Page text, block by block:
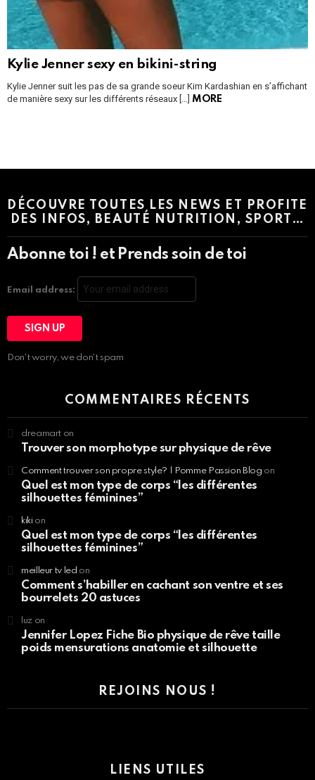
Kylie Jenner sexy en bikini-string
Kylie Jenner suit les pas de sa grande soeur Kim Kardashian en s’affichant
de manière sexy sur les différents réseaux […]
MORE
DÉCOUVRE TOUTES LES NEWS ET PROFITE
DES INFOS, BEAUTÉ NUTRITION, SPORT…
Abonne toi ! et Prends soin de toi
Email address:
Don't worry, we don't spam
COMMENTAIRES RÉCENTS
dreamart on
Trouver son morphotype sur physique de rêve
Comment trouver son propre style? | Pomme Passion Blog on
Quel est mon type de corps “les différentes
silhouettes féminines”
kikion
Quel est mon type de corps “les différentes
silhouettes féminines”
meilleur tv led on
Comment s’habiller en cachant son ventre et ses
bourrelets 20 astuces
luzon
Jennifer Lopez Fiche Bio physique de rêve taille
poids mensurations anatomie et silhouette
REJOINS NOUS !
LIENS UTILES